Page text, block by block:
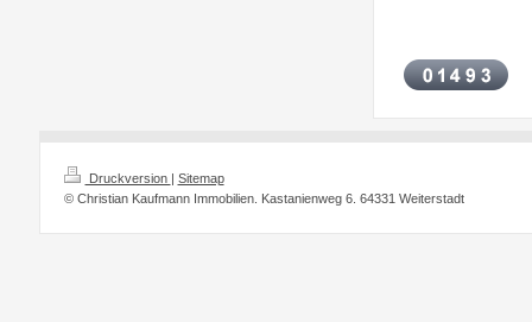
Druckversion | Sitemap
© Christian Kaufmann Immobilien. Kastanienweg 6. 64331 Weiterstadt